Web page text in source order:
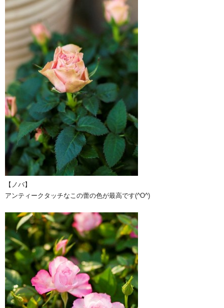
【ノバ】
アンティークタッチなこの蕾の色が最高です(^O^)